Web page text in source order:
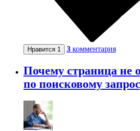
Нравится 1 3 комментария
Почему страница не
по поисковому